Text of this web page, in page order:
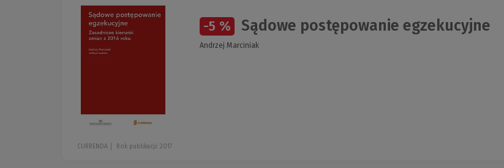
-5 % Sądowe postępowanie egzekucyjne
Andrzej Marciniak
CURRENDA Rok publikacji: 2017